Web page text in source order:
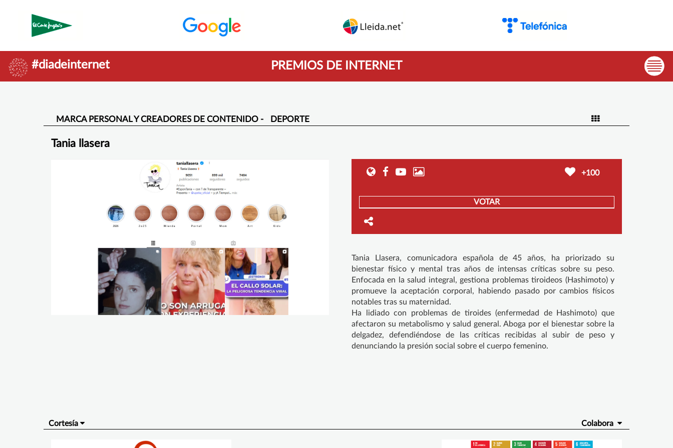
#diadeinternet PREMIOS DE INTERNET
MARCA PERSONAL Y CREADORES DE CONTENIDO - DEPORTE
Tania llasera
+100
VOTAR
Tania Llasera, comunicadora española de 45 años, ha priorizado su
bienestar físico y mental tras años de intensas críticas sobre su peso.
Enfocada en la salud integral, gestiona problemas tiroideos (Hashimoto) y
promueve la aceptación corporal, habiendo pasado por cambios físicos
notables tras su maternidad.
Ha lidiado con problemas de tiroides (enfermedad de Hashimoto) que
afectaron su metabolismo y salud general. Aboga por el bienestar sobre la
delgadez, defendiéndose de las críticas recibidas al subir de peso y
denunciando la presión social sobre el cuerpo femenino.
Cortesía Colabora